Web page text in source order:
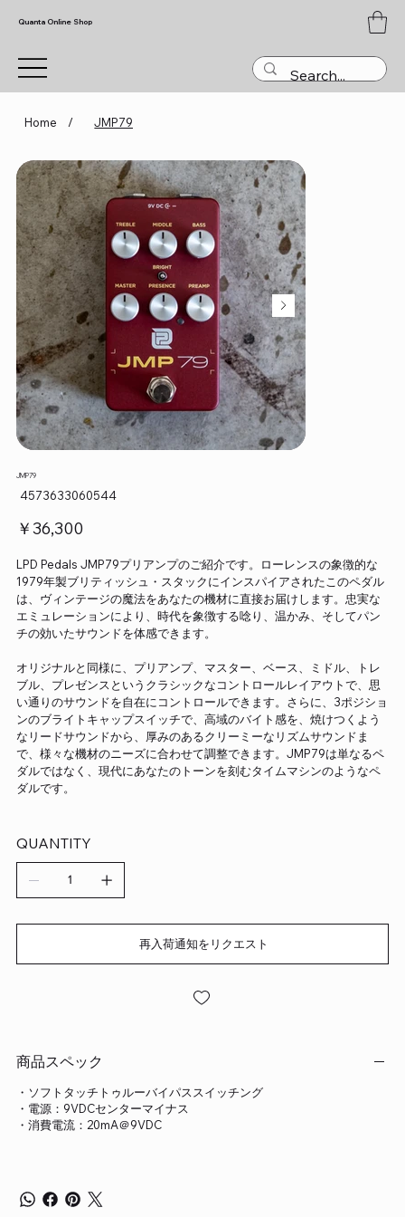
Quanta Online Shop
Home / JMP79
JMP79
SKU：
4573633060544
価
格
￥36,300
LPD Pedals JMP79プリアンプのご紹介です。ローレンスの象徴的な
1979年製ブリティッシュ・スタックにインスパイアされたこのペダル
は、ヴィンテージの魔法をあなたの機材に直接お届けします。忠実な
エミュレーションにより、時代を象徴する唸り、温かみ、そしてパン
チの効いたサウンドを体感できます。
オリジナルと同様に、プリアンプ、マスター、ベース、ミドル、トレ
ブル、プレゼンスというクラシックなコントロールレイアウトで、思
い通りのサウンドを自在にコントロールできます。さらに、3ポジショ
ンのブライトキャップスイッチで、高域のバイト感を、焼けつくよう
なリードサウンドから、厚みのあるクリーミーなリズムサウンドま
で、様々な機材のニーズに合わせて調整できます。JMP79は単なるペ
ダルではなく、現代にあなたのトーンを刻むタイムマシンのようなペ
ダルです。
QUANTITY
再入荷通知をリクエスト
商品スペック
・ソフトタッチトゥルーバイパススイッチング
・電源：9VDCセンターマイナス
・消費電流：20mA＠9VDC